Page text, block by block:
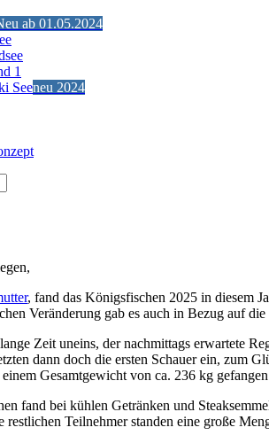
ab 01.05.2024
1
Seeneu 2024
, fand das Königsfischen 2025 in diesem
Veränderung gab es auch in Bezug auf
Zeit uneins, der nachmittags erwartete
dann doch die ersten Schauer ein, zum
Gesamtgewicht von ca. 236 kg
fand bei kühlen Getränken und
Teilnehmer standen eine große